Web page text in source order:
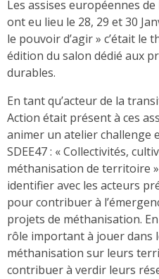
Les assises européennes
ont eu lieu le 28, 29 et 30
le pouvoir d’agir » c’était le
édition du salon dédié aux
durables.
En tant qu’acteur de la
Action était présent à ces
animer un atelier challenge
SDEE47 : « Collectivités,
méthanisation de territoire
identifier avec les acteurs
pour contribuer à
projets de méthanisation.
rôle important à jouer dans
méthanisation sur leurs
contribuer à verdir leurs